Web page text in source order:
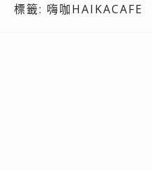
標籤: 嗨咖HAIKACAFE